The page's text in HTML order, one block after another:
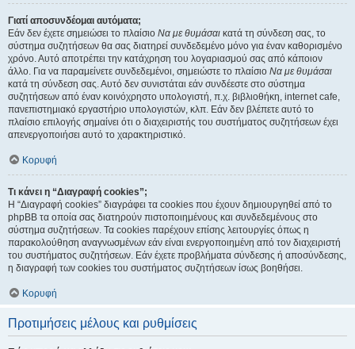
Γιατί αποσυνδέομαι αυτόματα;
Εάν δεν έχετε σημειώσει το πλαίσιο Να με θυμάσαι κατά τη σύνδεση σας, το
σύστημα συζητήσεων θα σας διατηρεί συνδεδεμένο μόνο για έναν καθορισμένο
χρόνο. Αυτό αποτρέπει την κατάχρηση του λογαριασμού σας από κάποιον
άλλο. Για να παραμείνετε συνδεδεμένοι, σημειώστε το πλαίσιο Να με θυμάσαι
κατά τη σύνδεση σας. Αυτό δεν συνιστάται εάν συνδέεστε στο σύστημα
συζητήσεων από έναν κοινόχρηστο υπολογιστή, π.χ. βιβλιοθήκη, internet cafe,
πανεπιστημιακό εργαστήριο υπολογιστών, κλπ. Εάν δεν βλέπετε αυτό το
πλαίσιο επιλογής σημαίνει ότι ο διαχειριστής του συστήματος συζητήσεων έχει
απενεργοποιήσει αυτό το χαρακτηριστικό.
Κορυφή
Τι κάνει η “Διαγραφή cookies”;
Η “Διαγραφή cookies” διαγράφει τα cookies που έχουν δημιουργηθεί από το
phpBB τα οποία σας διατηρούν πιστοποιημένους και συνδεδεμένους στο
σύστημα συζητήσεων. Τα cookies παρέχουν επίσης λειτουργίες όπως η
παρακολούθηση αναγνωσμένων εάν είναι ενεργοποιημένη από τον διαχειριστή
του συστήματος συζητήσεων. Εάν έχετε προβλήματα σύνδεσης ή αποσύνδεσης,
η διαγραφή των cookies του συστήματος συζητήσεων ίσως βοηθήσει.
Κορυφή
Προτιμήσεις μέλους και ρυθμίσεις